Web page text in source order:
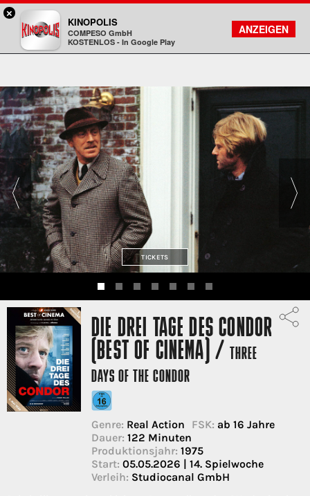
Kinopolis
FILMSUCHE
KONTO
TICKETS
DIE DREI TAGE DES CONDOR
(BEST OF CINEMA) / THREE
DAYS OF THE CONDOR
Genre: Real Action FSK: ab 16 Jahre
Dauer: 122 Minuten
Produktionsjahr: 1975
Start: 05.05.2026 | 14. Spielwoche
Verleih: Studiocanal GmbH
×
KINOPOLIS
COMPESO GmbH
KOSTENLOS - In Google Play
ANZEIGEN